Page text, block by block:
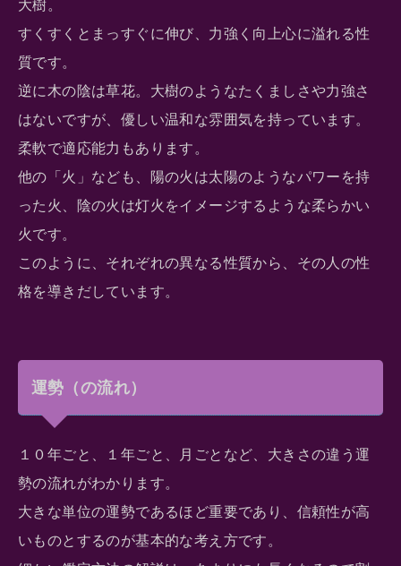
大樹。
すくすくとまっすぐに伸び、力強く向上心に溢れる性
質です。
逆に木の陰は草花。大樹のようなたくましさや力強さ
はないですが、優しい温和な雰囲気を持っています。
柔軟で適応能力もあります。
他の「火」なども、陽の火は太陽のようなパワーを持
った火、陰の火は灯火をイメージするような柔らかい
火です。
このように、それぞれの異なる性質から、その人の性
格を導きだしています。
運勢（の流れ）
１０年ごと、１年ごと、月ごとなど、大きさの違う運
勢の流れがわかります。
大きな単位の運勢であるほど重要であり、信頼性が高
いものとするのが基本的な考え方です。